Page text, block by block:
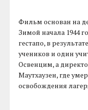
Фильм основан на
Зимой начала 1944
гестапо, в
учеников и один
Освенцим, а
Маутхаузен, где
освобождения